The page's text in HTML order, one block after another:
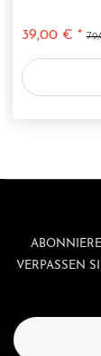
39,00 € *
VERPASSEN